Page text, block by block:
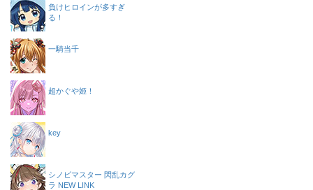
負けヒロインが多すぎ
る！
一騎当千
超かぐや姫！
key
シノビマスター 閃乱カグ
ラ NEW LINK